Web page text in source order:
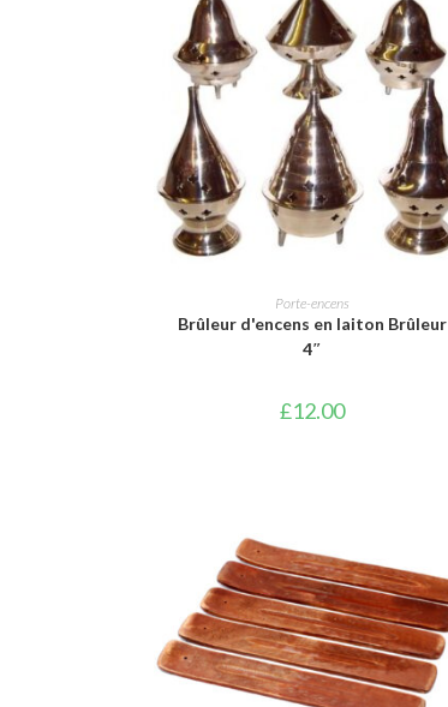
AJOUTER AU PANIER
Porte-encens
Brûleur d'encens en laiton Brûleur
4″
£12.00